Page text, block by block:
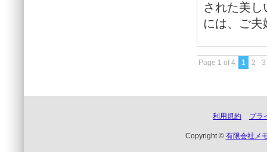
された美
には、ご
Page 1 of 4 1 2 3
利用規約 プラ
Copyright © 有限会社メ